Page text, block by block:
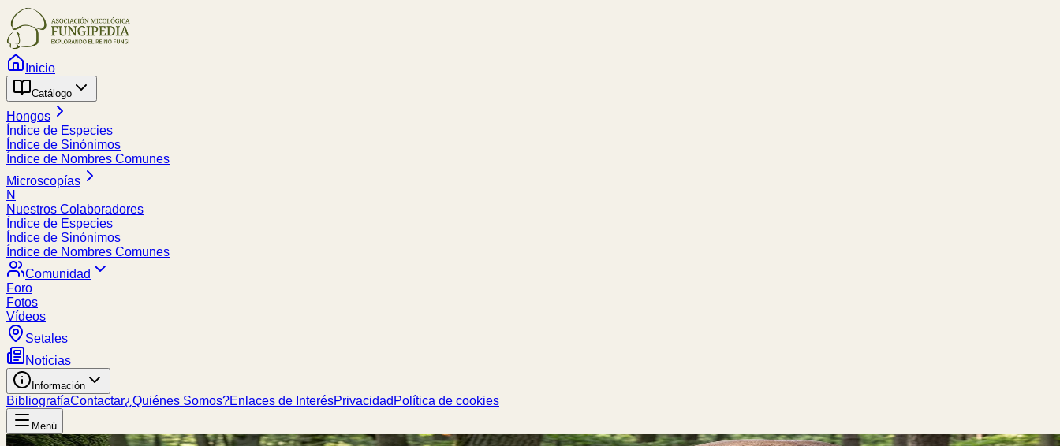
Inicio
Catálogo
Hongos
Índice de Especies
Índice de Sinónimos
Índice de Nombres Comunes
Microscopías
N
Nuestros Colaboradores
Índice de Especies
Índice de Sinónimos
Índice de Nombres Comunes
Comunidad
Foro
Fotos
Vídeos
Setales
Noticias
Información
BibliografíaContactar¿Quiénes Somos?Enlaces de InterésPrivacidad Política de cookies
Menú